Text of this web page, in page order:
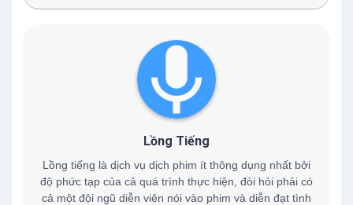
Lồng Tiếng
Lồng tiếng là dịch vụ dịch phim ít thông dụng nhất bởi
độ phức tạp của cả quá trình thực hiện, đòi hỏi phải có
cả một đội ngũ diễn viên nói vào phim và diễn đạt tình